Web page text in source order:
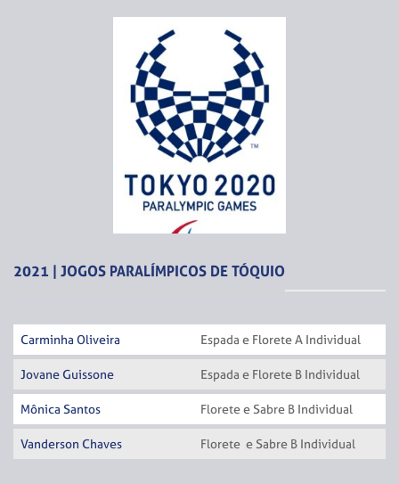
2021 | JOGOS PARALÍMPICOS DE TÓQUIO
Carminha Oliveira
Espada e Florete A Individual
Jovane Guissone
Espada e Florete B Individual
Mônica Santos
Florete e Sabre B Individual
Vanderson Chaves
Florete e Sabre B Individual